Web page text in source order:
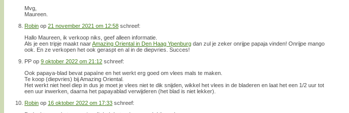
Mvg,
Maureen.
Robin op 21 november 2021 om 12:58 schreef:
Hallo Maureen, ik verkoop niks, geef alleen informatie.
Als je een tripje maakt naarAmazing Oriental in Den Haag Ypenburg dan zul je zeker onrijpe papaja vinden! Onrijpe mango
ook. En ze verkopen het ook geraspt en al in de diepvries. Succes!
PP op 9 oktober 2022 om 21:12 schreef:
Ook papaya-blad bevat papaïne en het werkt erg goed om vlees mals te maken.
Te koop (diepvries) bij Amazing Oriental.
Het werkt niet heel diep in dus je moet je vlees niet te dik snijden, wikkel het vlees in de bladeren en laat het een 1/2 uur tot
een uur inwerken, daarna het papayablad verwijderen (het blad is niet lekker).
Robin op 16 oktober 2022 om 17:33 schreef: